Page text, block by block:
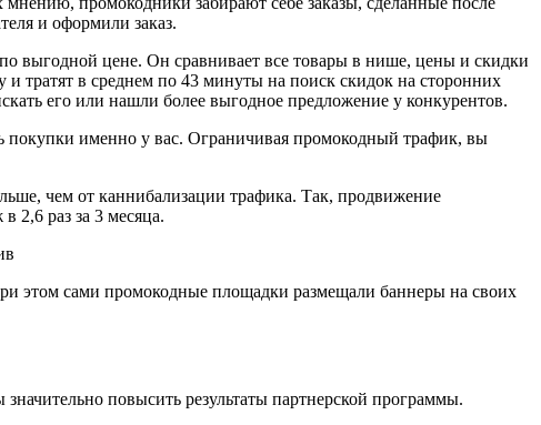
и оформили заказ.
выгодной цене. Он сравнивает все товары в нише, цены и скидки
тратят в среднем по 43 минуты на поиск скидок на сторонних
его или нашли более выгодное предложение у конкурентов.
покупки именно у вас. Ограничивая промокодный трафик, вы
чем от каннибализации трафика. Так, продвижение
2,6 раз за 3 месяца.
этом сами промокодные площадки размещали баннеры на своих
повысить результаты партнерской программы.